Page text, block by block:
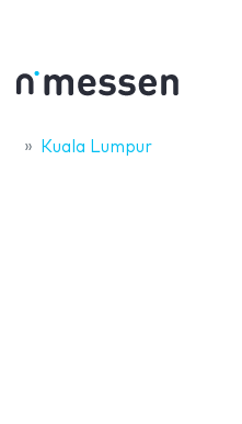
Kuala Lumpur